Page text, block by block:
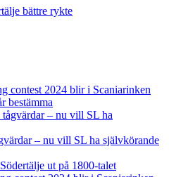
bättre rykte
contest 2024 blir i Scaniarinken
bestämma
tågvärdar – nu vill SL ha
– nu vill SL ha självkörande
ut på 1800-talet